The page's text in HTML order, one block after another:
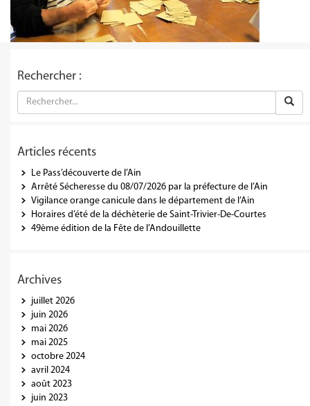
Rechercher :
Articles récents
Le Pass’découverte de l’Ain
Arrêté Sécheresse du 08/07/2026 par la préfecture de l’Ain
Vigilance orange canicule dans le département de l’Ain
Horaires d’été de la déchèterie de Saint-Trivier-De-Courtes
49ème édition de la Fête de l’Andouillette
Archives
juillet 2026
juin 2026
mai 2026
mai 2025
octobre 2024
avril 2024
août 2023
juin 2023